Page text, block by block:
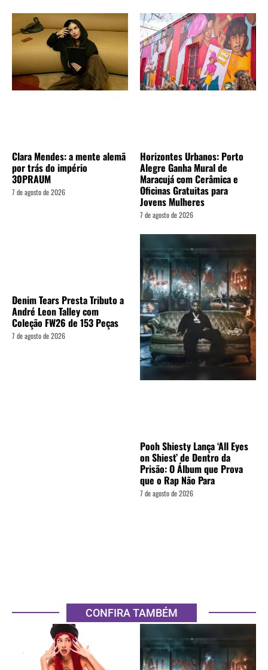
Clara Mendes: a mente alemã
por trás do império
30PRAUM
7 de agosto de 2026
Horizontes Urbanos: Porto
Alegre Ganha Mural de
Maracujá com Cerâmica e
Oficinas Gratuitas para
Jovens Mulheres
7 de agosto de 2026
Denim Tears Presta Tributo a
André Leon Talley com
Coleção FW26 de 153 Peças
7 de agosto de 2026
Pooh Shiesty Lança ‘All Eyes
on Shiest’ de Dentro da
Prisão: O Álbum que Prova
que o Rap Não Para
7 de agosto de 2026
CONFIRA TAMBÉM